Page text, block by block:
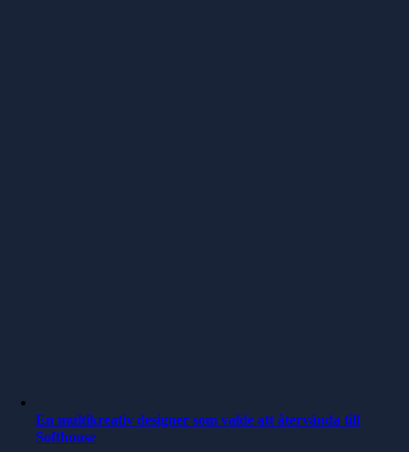
En multikreativ designer som valde att återvända till
Softhouse